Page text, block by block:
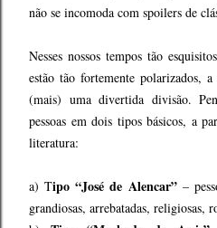
não se incomoda com spoilers de
Nesses nossos tempos tão
estão tão fortemente polarizados,
(mais) uma divertida divisão.
pessoas em dois tipos básicos, a
literatura:
a) Tipo “José de Alencar”–
grandiosas, arrebatadas, religiosas,